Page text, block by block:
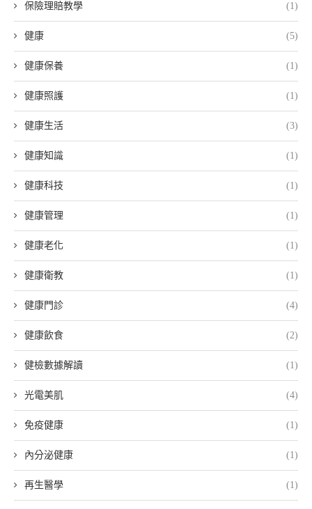
保險理賠教學 (1)
健康 (5)
健康保養 (1)
健康照護 (1)
健康生活 (3)
健康知識 (1)
健康科技 (1)
健康管理 (1)
健康老化 (1)
健康衛教 (1)
健康門診 (4)
健康飲食 (2)
健檢數據解讀 (1)
光電美肌 (4)
免疫健康 (1)
內分泌健康 (1)
再生醫學 (1)